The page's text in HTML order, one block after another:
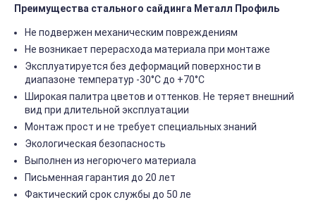
Преимущества стального сайдинга Металл Профиль
Не подвержен механическим повреждениям
Не возникает перерасхода материала при монтаже
Эксплуатируется без деформаций поверхности в
диапазоне температур -30°C до +70°C
Широкая палитра цветов и оттенков. Не теряет внешний
вид при длительной эксплуатации
Монтаж прост и не требует специальных знаний
Экологическая безопасность
Выполнен из негорючего материала
Письменная гарантия до 20 лет
Фактический срок службы до 50 ле